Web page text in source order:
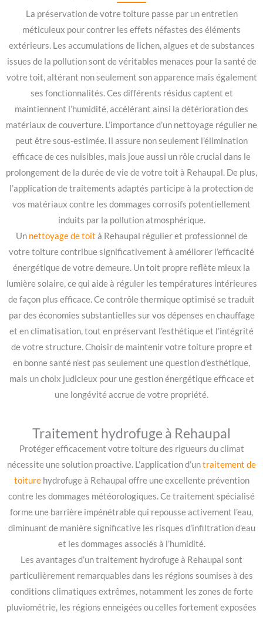
La préservation de votre toiture passe par un entretien
méticuleux pour contrer les effets néfastes des éléments
extérieurs. Les accumulations de lichen, algues et de substances
issues de la pollution sont de véritables menaces pour la santé de
votre toit, altérant non seulement son apparence mais également
ses fonctionnalités. Ces différents résidus captent et
maintiennent l’humidité, accélérant ainsi la détérioration des
matériaux de couverture. L’importance d’un nettoyage régulier ne
peut être sous-estimée. Il assure non seulement l’élimination
efficace de ces nuisibles, mais joue aussi un rôle crucial dans le
prolongement de la durée de vie de votre toit à Rehaupal. De plus,
l’application de traitements adaptés participe à la protection de
vos matériaux contre les dommages corrosifs potentiellement
induits par la pollution atmosphérique.
Un nettoyage de toit à Rehaupal régulier et professionnel de
votre toiture contribue significativement à améliorer l’efficacité
énergétique de votre demeure. Un toit propre reflète mieux la
lumière solaire, ce qui aide à réguler les températures intérieures
de façon plus efficace. Ce contrôle thermique optimisé se traduit
par des économies substantielles sur vos dépenses en chauffage
et en climatisation, tout en préservant l’esthétique et l’intégrité
de votre structure. Choisir de maintenir votre toiture propre et
en bonne santé n’est pas seulement une question d’esthétique,
mais un choix judicieux pour une gestion énergétique efficace et
une longévité accrue de votre propriété.
Traitement hydrofuge à Rehaupal
Protéger efficacement votre toiture des rigueurs du climat
nécessite une solution proactive. L’application d’untraitement de
toiturehydrofuge à Rehaupal offre une excellente prévention
contre les dommages météorologiques. Ce traitement spécialisé
forme une barrière impénétrable qui repousse activement l’eau,
diminuant de manière significative les risques d’infiltration d’eau
et les dommages associés à l’humidité.
Les avantages d’un traitement hydrofuge à Rehaupal sont
particulièrement remarquables dans les régions soumises à des
conditions climatiques extrêmes, notamment les zones de forte
pluviométrie, les régions enneigées ou celles fortement exposées